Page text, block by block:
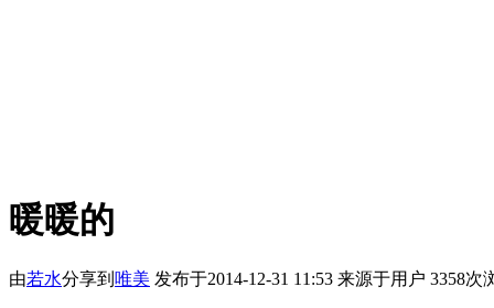
暖暖的
由若水分享到 唯美 发布于2014-12-31 11:53 来源于用户 3358次